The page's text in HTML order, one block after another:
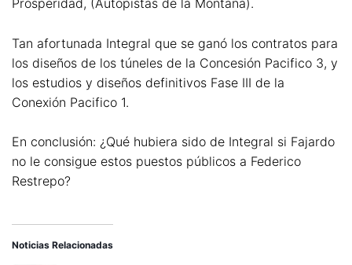
Tan afortunada Integral que se ganó los contratos para
los diseños de los túneles de la Concesión Pacifico 3, y
los estudios y diseños definitivos Fase III de la
Conexión Pacifico 1.
En conclusión: ¿Qué hubiera sido de Integral si Fajardo
no le consigue estos puestos públicos a Federico
Restrepo?
Noticias Relacionadas